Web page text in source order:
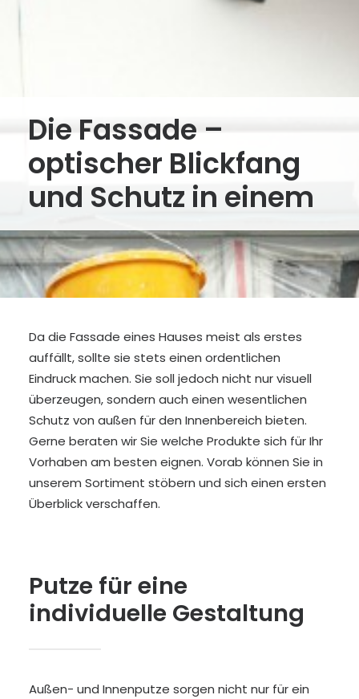
Die Fassade –
optischer Blickfang
und Schutz in einem
Da die Fassade eines Hauses meist als erstes
auffällt, sollte sie stets einen ordentlichen
Eindruck machen. Sie soll jedoch nicht nur visuell
überzeugen, sondern auch einen wesentlichen
Schutz von außen für den Innenbereich bieten.
Gerne beraten wir Sie welche Produkte sich für Ihr
Vorhaben am besten eignen. Vorab können Sie in
unserem Sortiment stöbern und sich einen ersten
Überblick verschaffen.
Putze für eine
individuelle Gestaltung
Außen- und Innenputze sorgen nicht nur für ein